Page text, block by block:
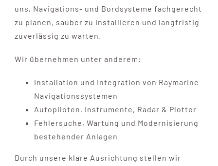
uns, Navigations- und Bordsysteme fachgerecht
zu planen, sauber zu installieren und langfristig
zuverlässig zu warten.
Wir übernehmen unter anderem:
Installation und Integration von Raymarine-
Navigationssystemen
Autopiloten, Instrumente, Radar & Plotter
Fehlersuche, Wartung und Modernisierung
bestehender Anlagen
Durch unsere klare Ausrichtung stellen wir